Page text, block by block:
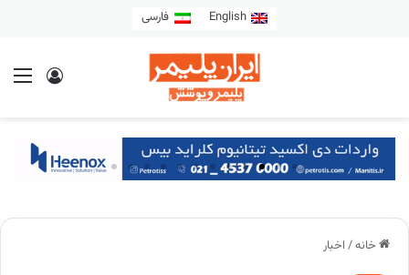
English فارسی
خانه/ اخبار